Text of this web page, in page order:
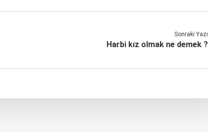
Sonraki Yazı
Harbi kız olmak ne demek ?